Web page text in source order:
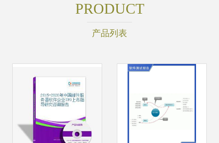
PRODUCT
产品列表